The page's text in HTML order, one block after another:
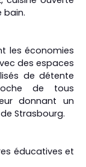
bain.
les économies
des espaces
de détente
de tous
donnant un
Strasbourg.
éducatives et